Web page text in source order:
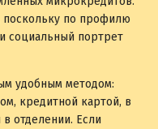
по профилю
социальный портрет
удобным методом:
кредитной картой, в
отделении. Если